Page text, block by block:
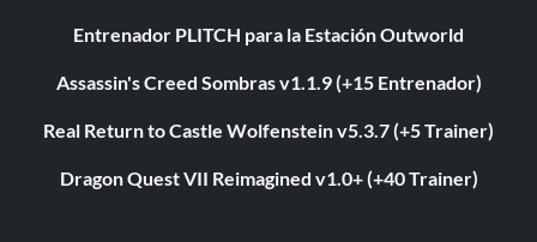
Entrenador PLITCH para la Estación Outworld
Assassin's Creed Sombras v1.1.9 (+15 Entrenador)
Real Return to Castle Wolfenstein v5.3.7 (+5 Trainer)
Dragon Quest VII Reimagined v1.0+ (+40 Trainer)